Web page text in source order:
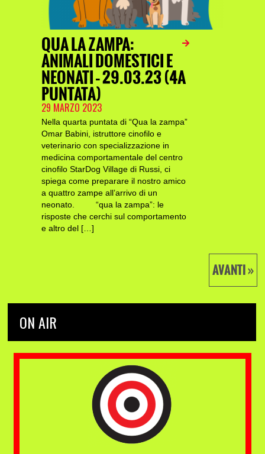
QUA LA ZAMPA:
ANIMALI DOMESTICI E
NEONATI – 29.03.23 (4A
PUNTATA)
29 MARZO 2023
Nella quarta puntata di “Qua la zampa”
Omar Babini, istruttore cinofilo e
veterinario con specializzazione in
medicina comportamentale del centro
cinofilo StarDog Village di Russi, ci
spiega come preparare il nostro amico
a quattro zampe all’arrivo di un
neonato. “qua la zampa”: le
risposte che cerchi sul comportamento
e altro del […]
AVANTI »
ON AIR